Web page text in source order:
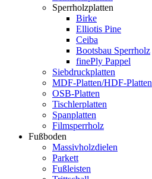
Sperrholzplatten
Birke
Elliotis Pine
Ceiba
Bootsbau Sperrholz
finePly Pappel
Siebdruckplatten
MDF-Platten/HDF-Platten
OSB-Platten
Tischlerplatten
Spanplatten
Filmsperrholz
Fußboden
Massivholzdielen
Parkett
Fußleisten